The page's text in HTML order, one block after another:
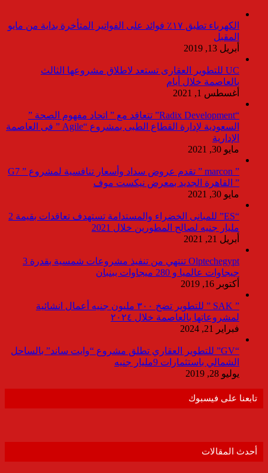
الكهرباء تطبق ١٧٪ فوائد على الفواتير المتأخرة بداية من مايو
المقبل
أبريل 13, 2019
UC للتطوير العقارى تستعد لاطلاق مشروعها الثالث
بالعاصمة خلال أيام
أغسطس 1, 2021
“Radix Development” تتعاقد مع ” اتحاد مفهوم الصحة ”
السعودية لإدارة القطاع الطبى بمشروع “Agile ” فى العاصمة
الإدارية
مايو 30, 2021
” marcon ” تقدم عروض سداد وأسعار تنافسية لمشروع ” G7
” القاهرة الجديد بمعرض نيكست موف
مايو 30, 2021
“ES” للمبانى الخضراء والمستدامة تستهدف تعاقدات بقيمة 2
مليار جنيه لصالح المطورين خلال 2021
أبريل 21, 2021
Olptechegypt تنتهي من تنفيذ مشروعات شمسية بقدرة 3
جيجاوات عالميا و 280 ميجاوات ببنبان
أكتوبر 16, 2019
” SAK ” للتطوير تضخ ٣٠٠ مليون جنيه أعمال انشائية
لمشروعاتها بالعاصمة خلال ٢٠٢٤
فبراير 21, 2024
“GV” للتطوير العقاري تطلق مشروع “وايت ساند” بالساحل
الشمالي باستثمارات 9مليار جنيه
يوليو 28, 2019
تابعنا على فيسبوك
أحدث المقالات